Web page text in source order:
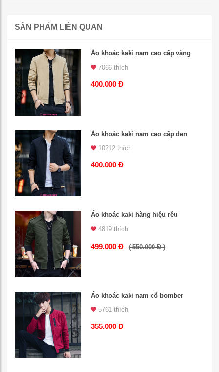
SẢN PHẨM LIÊN QUAN
Áo khoác kaki nam cao cấp vàng
7066 thích
400.000 Đ
Áo khoác kaki nam cao cấp đen
10212 thích
400.000 Đ
Áo khoác kaki hàng hiệu rêu
4819 thích
499.000 Đ ( 550.000 Đ )
Áo khoác kaki nam cổ bomber
5761 thích
355.000 Đ